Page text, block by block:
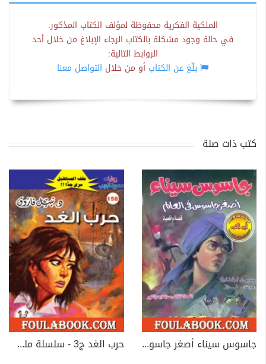
الملكية الفكرية محفوظة لمؤلف الكتاب المذكور.
في حالة وجود مشكلة بالكتاب الرجاء الإبلاغ من خلال أحد
الروابط التالية:
بلّغ عن الكتاب أو من خلال التواصل معنا
كتب ذات صلة
جاسوس سيناء أصغر جاسوس فى العالم حرب الغد ج3 - سلسلة ملف المستقبل